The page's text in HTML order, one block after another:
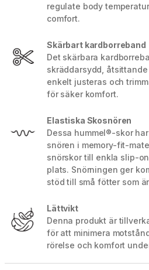
regulate body
comfort.
Skärbart kardborreband
Det skärbara
skräddarsydd,
enkelt justeras och
för säker komfort.
Elastiska Skosnören
Dessa hummel®-skor
snören i memory-fit-
snörskor till enkla slip-
plats. Snörningen ger
stöd till små fötter som
Lättvikt
Denna produkt är
för att minimera
rörelse och komfort